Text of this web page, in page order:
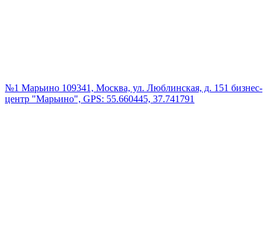
№1 Марьино 109341, Москва, ул. Люблинская, д. 151 бизнес-
центр "Марьино", GPS: 55.660445, 37.741791